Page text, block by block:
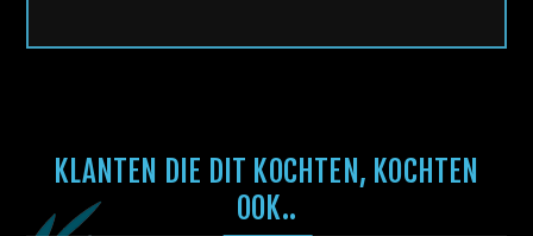
KLANTEN DIE DIT KOCHTEN, KOCHTEN
OOK..